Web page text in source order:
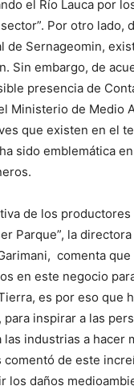
el Río Lauca por
Por otro lado,
de Sernageomin,
Sin embargo, de
presencia de
Ministerio de Medio
que existen en el
sido emblemática
de los productores
Parque”, la
comenta
en este negocio
es por eso que
inspirar a las
industrias a hacer
comentó de este
los daños